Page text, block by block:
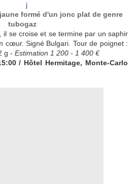
formé d'un jonc plat de genre
tubogaz
il se croise et se termine par un saphir
cœur. Signé Bulgari. Tour de poignet :
g - Estimation 1 200 - 1 400 €
/ Hôtel Hermitage, Monte-Carlo